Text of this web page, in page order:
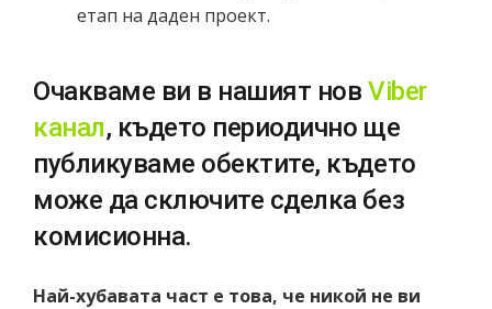
етап на даден проект.
Очакваме ви в нашият новViber
канал, където периодично ще
публикуваме обектите, където
може да сключите сделка без
комисионна.
Най-хубавата част е това, че никой не ви